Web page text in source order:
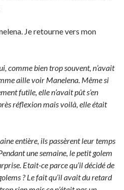
Je retourne vers mon
comme bien trop souvent, n’avait
aille voir Manelena. Même si
futile, elle n’avait pût s’en
réflexion mais voilà, elle était
entière, ils passèrent leur temps
une semaine, le petit golem
Etait-ce parce qu’il décidé de
? Le fait qu’il avait du retard